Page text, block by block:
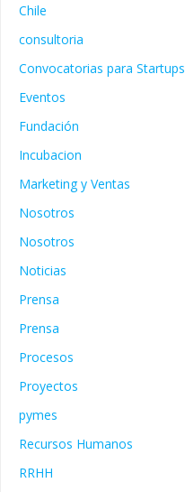
Chile
consultoria
Convocatorias para Startups
Eventos
Fundación
Incubacion
Marketing y Ventas
Nosotros
Nosotros
Noticias
Prensa
Prensa
Procesos
Proyectos
pymes
Recursos Humanos
RRHH